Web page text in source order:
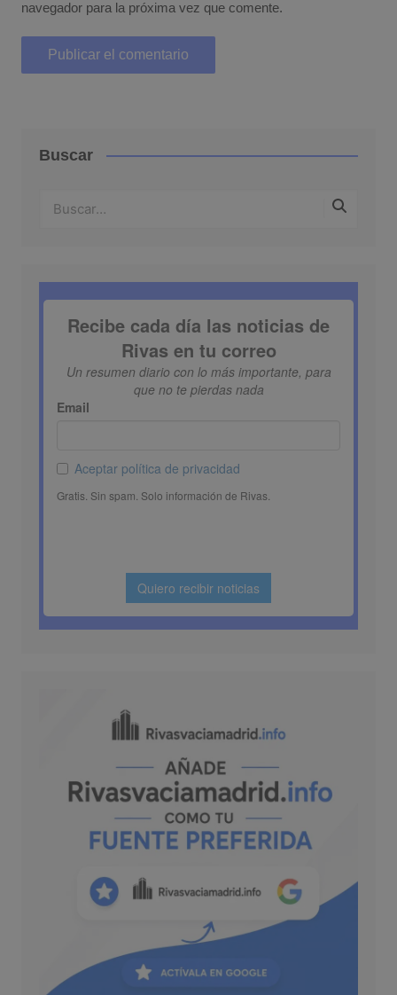
navegador para la próxima vez que comente.
Buscar